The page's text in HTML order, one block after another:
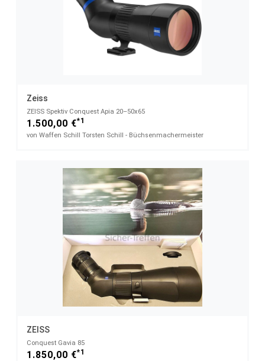
Zeiss
ZEISS Spektiv Conquest Apia 20–50x65
1.500,00 €*1
von Waffen Schill Torsten Schill - Büchsenmachermeister
ZEISS
Conquest Gavia 85
1.850,00 €*1